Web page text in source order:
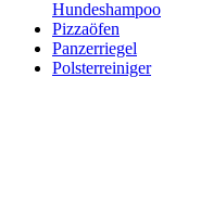
Hundeshampoo
Pizzaöfen
Panzerriegel
Polsterreiniger